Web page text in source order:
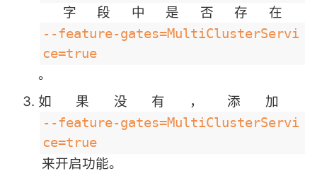
字段中是否存在
--feature-gates=MultiClusterServi
ce=true
。
如果没有，添加
--feature-gates=MultiClusterServi
ce=true
来开启功能。